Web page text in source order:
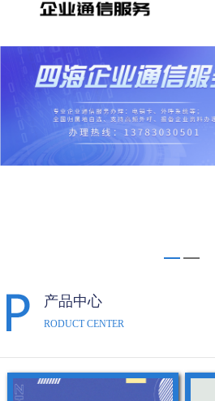
产品中心
RODUCT CENTER